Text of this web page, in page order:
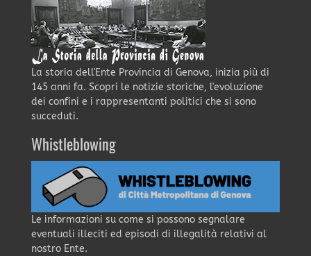
La storia dell'Ente Provincia di Genova, inizia più di
145 anni fa. Scopri le notizie storiche, l'evoluzione
dei confini e i rappresentanti politici che si sono
succeduti.
Whistleblowing
Le informazioni su come si possono segnalare
eventuali illeciti ed episodi di illegalità relativi al
nostro Ente.